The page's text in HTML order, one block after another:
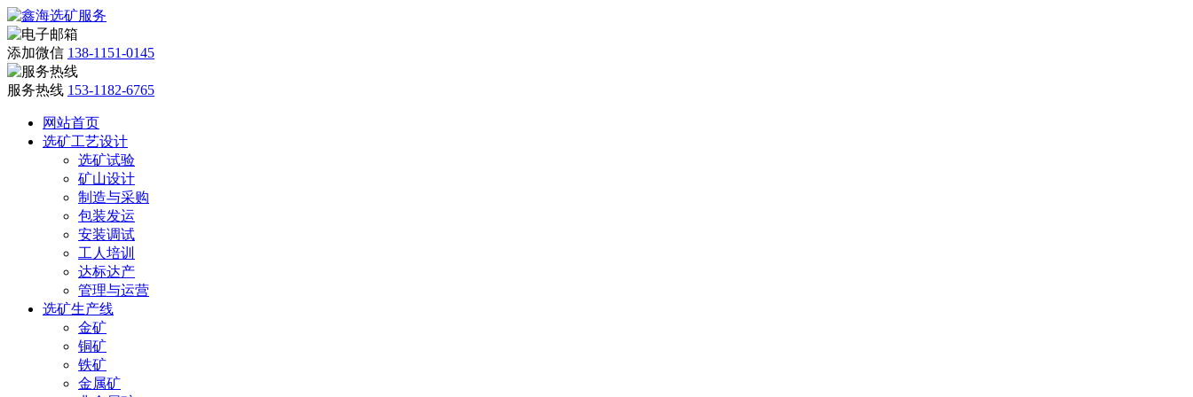
添加微信 138-1151-0145
服务热线 153-1182-6765
网站首页
选矿工艺设计
选矿试验
矿山设计
制造与采购
包装发运
安装调试
工人培训
达标达产
管理与运营
选矿生产线
金矿
铜矿
铁矿
金属矿